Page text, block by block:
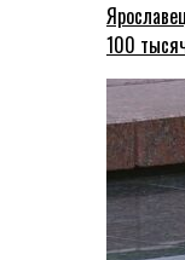
100